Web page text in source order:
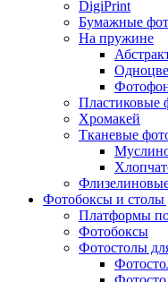
DigiPrint
Бумажные
На пружине
Пластиковые
Хромакей
Тканевые
Фотобоксы и столы
Платформы
Фотобоксы
Фотостолы